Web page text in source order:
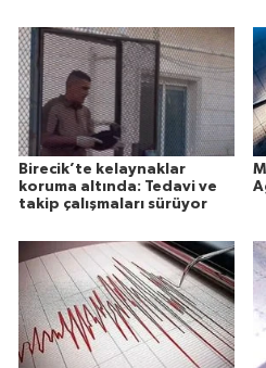
Birecik’te kelaynaklar
koruma altında: Tedavi ve
takip çalışmaları sürüyor